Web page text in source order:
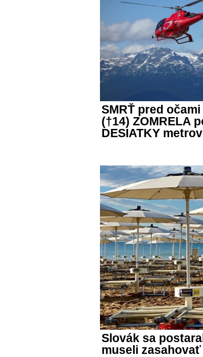
SMRŤ pred
(†14) ZOMRELA
DESIATKY metrov
Slovák sa
museli zasahovať